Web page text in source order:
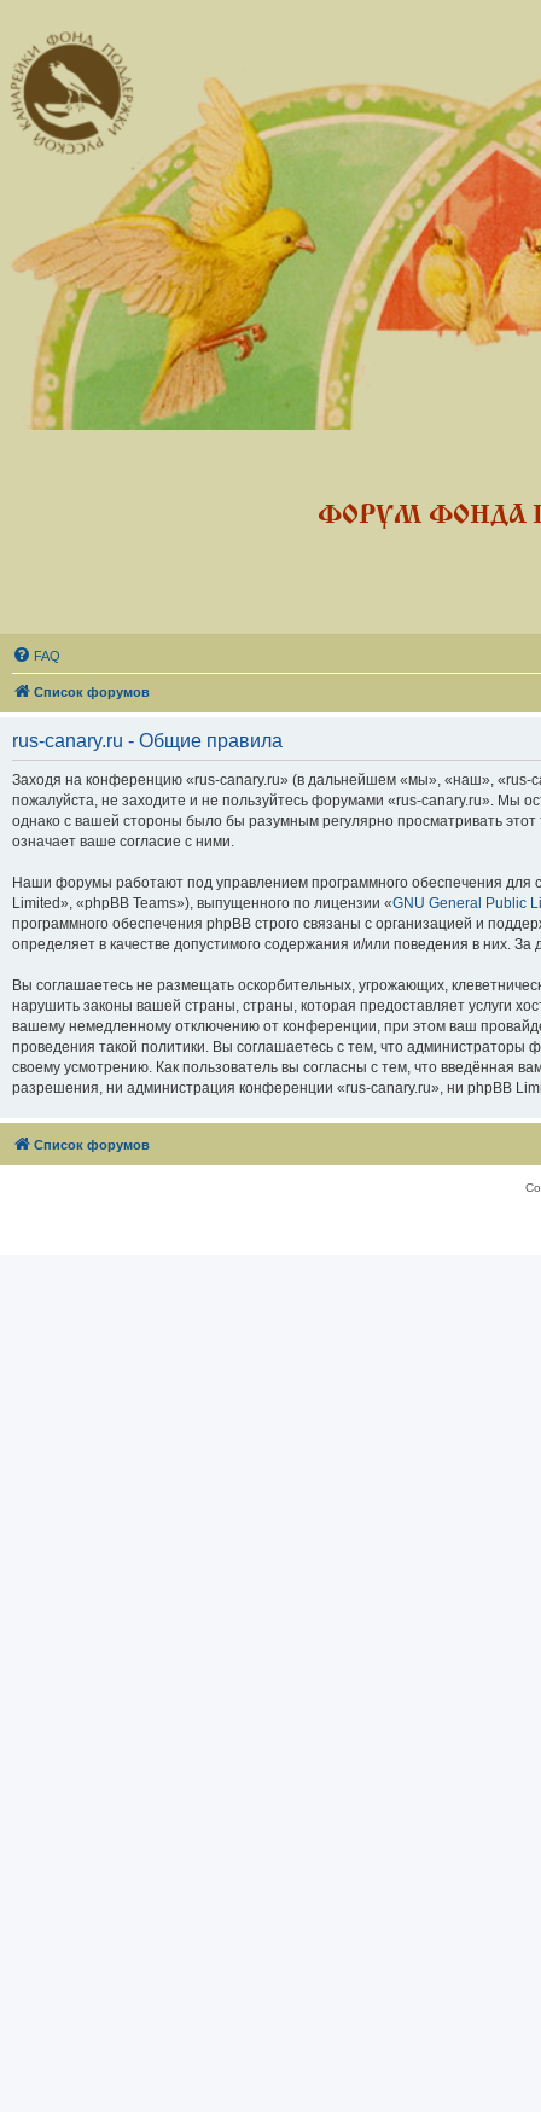
ФОРУМ ФОНДА
FAQ
Список форумов
rus-canary.ru - Общие правила
Заходя на конференцию «rus-canary.ru» (в дальнейшем «мы», «наш», «rus-
пожалуйста, не заходите и не пользуйтесь форумами «rus-canary.ru». Мы
однако с вашей стороны было бы разумным регулярно просматривать
означает ваше согласие с ними.
Наши форумы работают под управлением программного обеспечения
Limited», «phpBB Teams»), выпущенного по лицензии «GNU General Public
программного обеспечения phpBB строго связаны с организацией и
определяет в качестве допустимого содержания и/или поведения в них.
Вы соглашаетесь не размещать оскорбительных, угрожающих,
нарушить законы вашей страны, страны, которая предоставляет услуги
вашему немедленному отключению от конференции, при этом ваш
проведения такой политики. Вы соглашаетесь с тем, что
своему усмотрению. Как пользователь вы согласны с тем, что введённая
разрешения, ни администрация конференции «rus-canary.ru», ни phpBB
Список форумов